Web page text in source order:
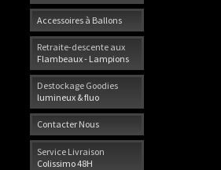
Accessoires à Ballons
Retraite-descente aux
Flambeaux - Lampions
Destockage Goodies
lumineux & fluo
Contacter Nous
Service Livraison
Colissimo 48H